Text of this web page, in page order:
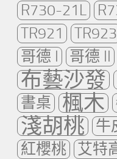
R730-21L
TR921
TR923
哥德 I
哥德 II
布藝沙發
書桌
楓木
淺胡桃 牛
紅櫻桃
艾特